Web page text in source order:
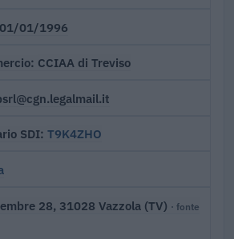
01/01/1996
CCIAA di Treviso
SDI T9K4ZHO
28, 31028 Vazzola (TV) · fonte